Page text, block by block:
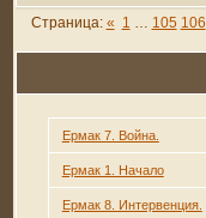
Страница: « 1 … 105 106
Ермак 7. Война.
Ермак 1. Начало
Ермак 8. Интервенция.